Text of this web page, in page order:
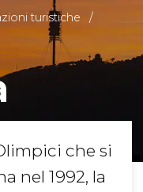
turistiche
che si
nel 1992, la